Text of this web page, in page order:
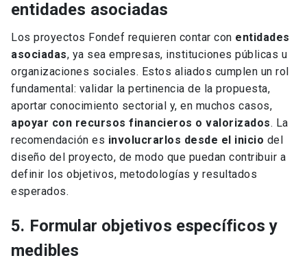
entidades asociadas
Los proyectos Fondef requieren contar con entidades
asociadas, ya sea empresas, instituciones públicas u
organizaciones sociales. Estos aliados cumplen un rol
fundamental: validar la pertinencia de la propuesta,
aportar conocimiento sectorial y, en muchos casos,
apoyar con recursos financieros o valorizados. La
recomendación es involucrarlos desde el inicio del
diseño del proyecto, de modo que puedan contribuir a
definir los objetivos, metodologías y resultados
esperados.
5. Formular objetivos específicos y
medibles